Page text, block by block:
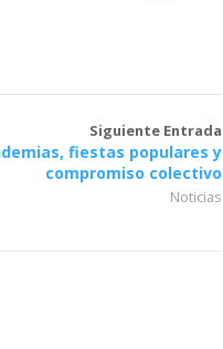
Siguiente Entrada
fiestas populares y
compromiso colectivo
Noticias